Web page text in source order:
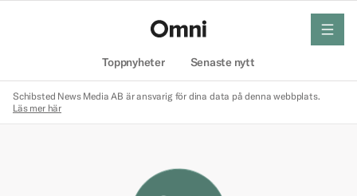
Toppnyheter Senaste nytt
meny
Schibsted News Media AB är ansvarig för dina data på denna webbplats.
Läs mer här